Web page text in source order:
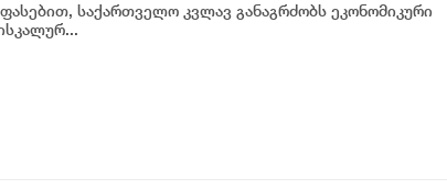
საქართველო კვლავ განაგრძობს ეკონომიკური